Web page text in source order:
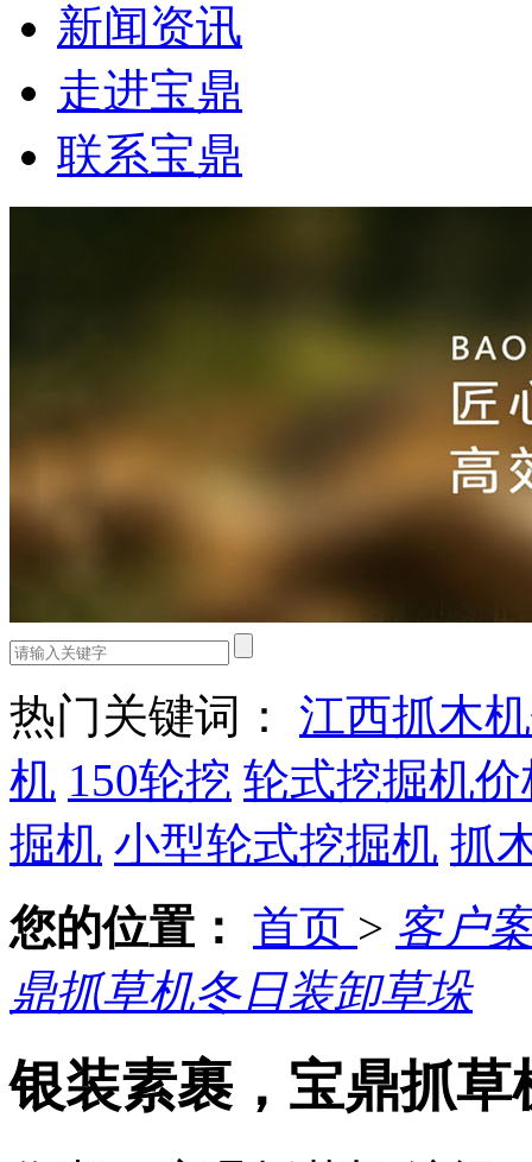
新闻资讯
走进宝鼎
联系宝鼎
热门关键词： 江西抓木
机 150轮挖 轮式挖掘机
掘机 小型轮式挖掘机 抓
您的位置： 首页 > 客户
鼎抓草机冬日装卸草垛
银装素裹，宝鼎抓